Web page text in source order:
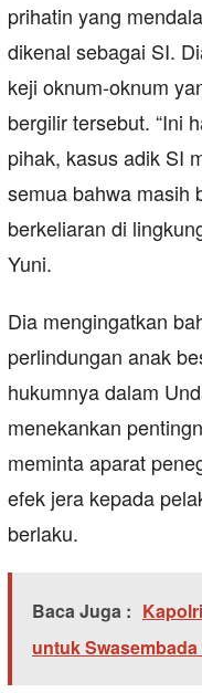
prihatin yang
dikenal sebagai SI.
keji oknum-oknum
bergilir tersebut. “Ini
pihak, kasus adik SI
semua bahwa masih
berkeliaran di
Yuni.
Dia mengingatkan
perlindungan anak
hukumnya dalam
menekankan
meminta aparat
efek jera kepada
berlaku.
Baca Juga :
untuk